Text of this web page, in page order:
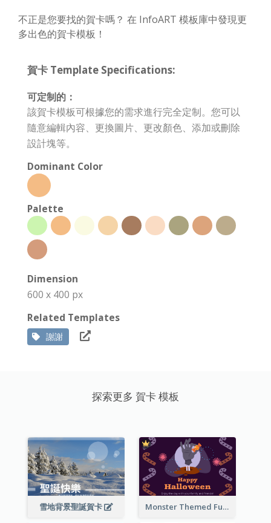
不正是您要找的賀卡嗎？ 在 InfoART 模板庫中發現更
多出色的賀卡模板！
賀卡 Template Specifications:
可定制的：
該賀卡模板可根據您的需求進行完全定制。您可以
隨意編輯內容、更換圖片、更改顏色、添加或刪除
設計塊等。
Dominant Color
Palette
Dimension
600 x 400 px
Related Templates
謝謝
探索更多 賀卡 模板
雪地背景聖誕賀卡 Monster Themed Fun Halloween Greeting Card